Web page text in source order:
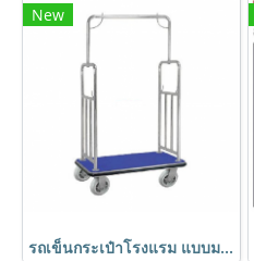
New
รถเข็นกระเป๋าโรงแรม แบบมาตรฐาน (Standard Luggage Trolley) HORECAT code 54365